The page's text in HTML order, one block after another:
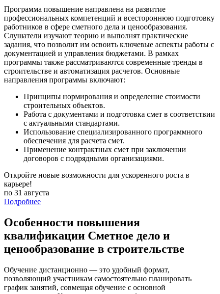
Программа повышение направлена на развитие
профессиональных компетенций и всестороннюю подготовку
работников в сфере сметного дела и ценообразования.
Слушатели изучают теорию и выполнят практические
задания, что позволит им освоить ключевые аспекты работы с
документацией и управления бюджетами. В рамках
программы также рассматриваются современные тренды в
строительстве и автоматизация расчетов. Основные
направления программы включают:
Принципы нормирования и определение стоимости
строительных объектов.
Работа с документами и подготовка смет в соответствии
с актуальными стандартами.
Использование специализированного программного
обеспечения для расчета смет.
Применение контрактных смет при заключении
договоров с подрядными организациями.
Откройте новые возможности для ускоренного роста в
карьере!
по 31 августа
Подробнее
Особенности повышения
квалификации Сметное дело и
ценообразование в строительстве
Обучение дистанционно — это удобный формат,
позволяющий участникам самостоятельно планировать
график занятий, совмещая обучение с основной